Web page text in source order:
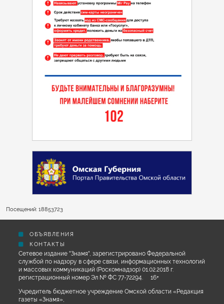
Посещений: 18853723
ОБЪЯВЛЕНИЯ
КОНТАКТЫ
Сетевое издание "Знамя", зарегистрировано Федеральной
службой по надзору в сфере связи, информационных технологий
и массовых коммуникаций (Роскомнадзор) 01.02.2018 г.
регистрационный номер Эл № ФС 77-72294. 16+
Учредитель бюджетное учреждение Омской области «Редакция
газеты «Знамя»,